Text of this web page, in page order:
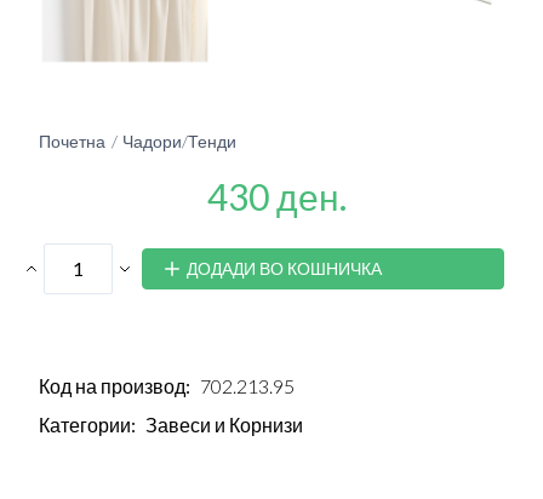
Почетна Чадори/Тенди
430 ден.
ДОДАДИ ВО КОШНИЧКА
Код на производ: 702.213.95
Категории: Завеси и Корнизи